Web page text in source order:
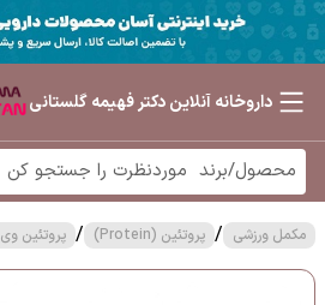
داروخانه آنلاین دکتر فهیمه گلستانی
مکمل ورزشی / پروتئین (Protein) / پروتئین وی